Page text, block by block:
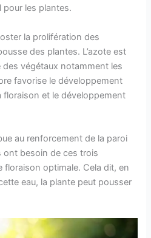
pour les plantes.
la prolifération des
des plantes. L’azote est
végétaux notamment les
favorise le développement
floraison et le développement
au renforcement de la paroi
ont besoin de ces trois
optimale. Cela dit, en
eau, la plante peut pousser